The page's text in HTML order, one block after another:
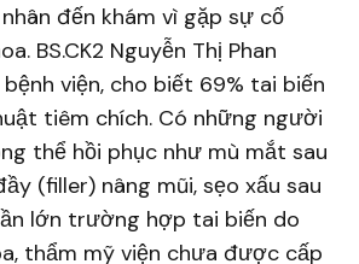
đến khám vì gặp sự cố
BS.CK2 Nguyễn Thị Phan
viện, cho biết 69% tai biến
tiêm chích. Có những người
thể hồi phục như mù mắt sau
(filler) nâng mũi, sẹo xấu sau
lớn trường hợp tai biến do
thẩm mỹ viện chưa được cấp